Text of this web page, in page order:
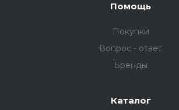
Помощь
Покупки
Вопрос - ответ
Бренды
Каталог